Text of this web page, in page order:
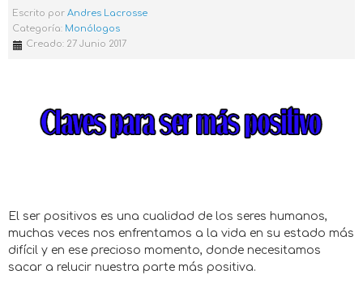
Escrito por Andres Lacrosse
Categoría: Monólogos
Creado: 27 Junio 2017
El ser positivos es una cualidad de los seres humanos,
muchas veces nos enfrentamos a la vida en su estado más
difícil y en ese precioso momento, donde necesitamos
sacar a relucir nuestra parte más positiva.